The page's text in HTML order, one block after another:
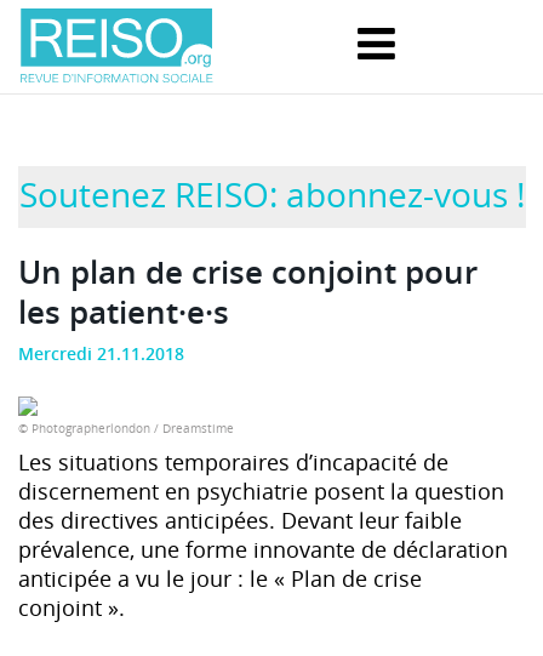
Soutenez REISO: abonnez-vous !
Un plan de crise conjoint pour
les patient·e·s
Mercredi 21.11.2018
© Photographerlondon / Dreamstime
Les situations temporaires d’incapacité de
discernement en psychiatrie posent la question
des directives anticipées. Devant leur faible
prévalence, une forme innovante de déclaration
anticipée a vu le jour : le « Plan de crise
conjoint ».